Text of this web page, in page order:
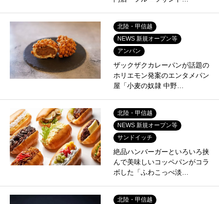
北陸・甲信越
NEWS 新規オープン等
アンパン
ザックザクカレーパンが話題の
ホリエモン発案のエンタメパン
屋「小麦の奴隷 中野…
北陸・甲信越
NEWS 新規オープン等
サンドイッチ
絶品ハンバーガーといろいろ挟
んで美味しいコッペパンがコラ
ボした「ふわこっぺ淡…
北陸・甲信越